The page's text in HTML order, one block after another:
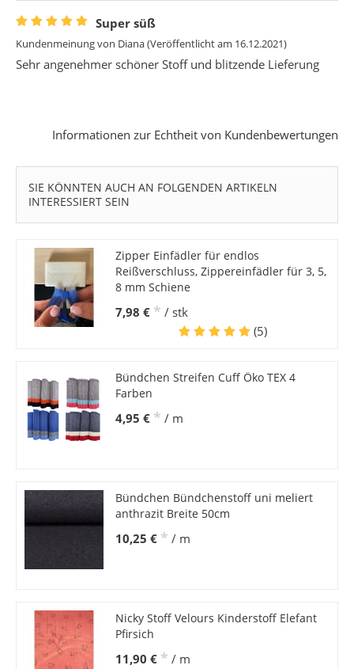
Super süß
Kundenmeinung von Diana(Veröffentlicht am 16.12.2021)
Sehr angenehmer schöner Stoff und blitzende Lieferung
Informationen zur Echtheit von Kundenbewertungen
SIE KÖNNTEN AUCH AN FOLGENDEN ARTIKELN
INTERESSIERT SEIN
Zipper Einfädler für endlos
Reißverschluss, Zippereinfädler für 3, 5,
8 mm Schiene
7,98 € * / stk
(5)
Bündchen Streifen Cuff Öko TEX 4
Farben
4,95 € * / m
Bündchen Bündchenstoff uni meliert
anthrazit Breite 50cm
10,25 € * / m
Nicky Stoff Velours Kinderstoff Elefant
Pfirsich
11,90 € * / m